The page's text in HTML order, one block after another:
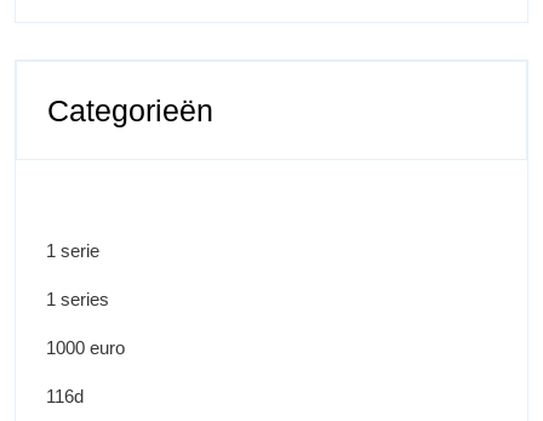
Categorieën
1 serie
1 series
1000 euro
116d